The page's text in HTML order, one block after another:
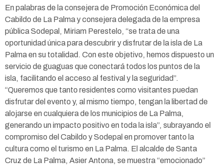
En palabras de la consejera de Promoción Económica del
Cabildo de La Palma y consejera delegada de la empresa
pública Sodepal, Miriam Perestelo, “se trata de una
oportunidad única para descubrir y disfrutar de la isla de La
Palma en su totalidad. Con este objetivo, hemos dispuesto un
servicio de guaguas que conectará todos los puntos de la
isla, facilitando el acceso al festival y la seguridad”.
“Queremos que tanto residentes como visitantes puedan
disfrutar del evento y, al mismo tiempo, tengan la libertad de
alojarse en cualquiera de los municipios de La Palma,
generando un impacto positivo en toda la isla”, subrayando el
compromiso del Cabildo y Sodepal en promover tanto la
cultura como el turismo en La Palma. El alcalde de Santa
Cruz de La Palma, Asier Antona, se muestra “emocionado”